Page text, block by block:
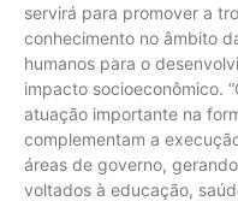
servirá para promover a
conhecimento no âmbito
humanos para o
impacto socioeconômico.
atuação importante na
complementam a
áreas de governo,
voltados à educação,